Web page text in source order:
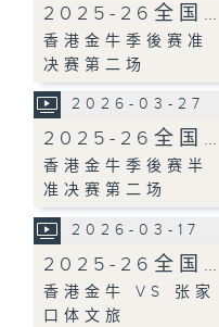
2025-26全国…
香港金牛季後赛准
决赛第二场
2026-03-27
2025-26全国…
香港金牛季後赛半
准决赛第二场
2026-03-17
2025-26全国…
香港金牛 VS 张家
口体文旅